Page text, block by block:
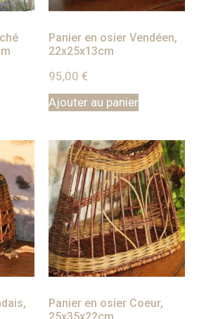
Panier en osier Vendéen,
22x25x13cm
95,00 €
Ajouter au panier
Panier en osier Coeur,